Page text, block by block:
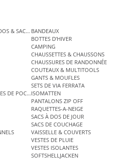
& SACS ÉTANCHES
BANDEAUX
BOTTES D’HIVER
CAMPING
CHAUSSETTES & CHAUSSONS
CHAUSSURES DE RANDONNÉE
COUTEAUX & MULTITOOLS
GANTS & MOUFLES
SETS DE VIA FERRATA
DE POCHEISOMATTEN
PANTALONS ZIP OFF
RAQUETTES-A-NEIGE
SACS À DOS DE JOUR
SACS DE COUCHAGE
VAISSELLE & COUVERTS
VESTES DE PLUIE
VESTES ISOLANTES
SOFTSHELLJACKEN